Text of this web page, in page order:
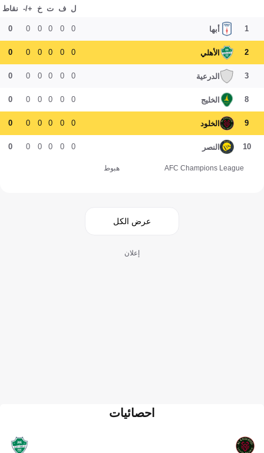
ل ف ت خ +/- نقاط
1 أبها 0
0
0
0
0
0
2 الأهلي 0
0
0
0
0
0
3 الدرعية 0
0
0
0
0
0
8 الخليج 0
0
0
0
0
0
9 الخلود 0
0
0
0
0
0
10 النصر 0
0
0
0
0
0
AFC Champions League هبوط
عرض الكل
إعلان
احصائيات